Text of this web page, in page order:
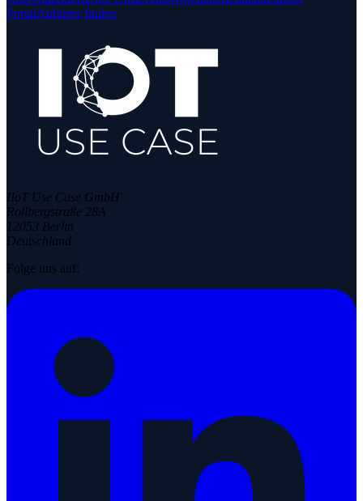
PortalAnbieter finden
IIoT Use Case GmbH
Rollbergstraße 28A
12053 Berlin
Deutschland
Folge uns auf: